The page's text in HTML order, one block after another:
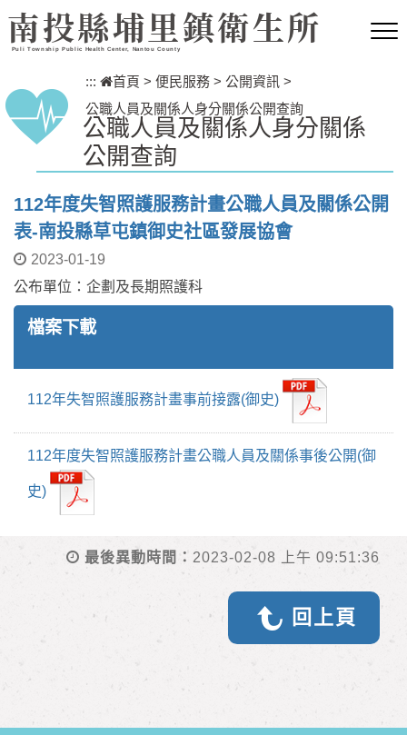
跳到主要內容區塊
南投縣埔里鎮衛生所
Puli Township Public Health Center, Nantou County
::: 首頁 > 便民服務 > 公開資訊 >
公職人員及關係人身分關係公開查詢
公職人員及關係人身分關係
公開查詢
112年度失智照護服務計畫公職人員及關係公開
表-南投縣草屯鎮御史社區發展協會
2023-01-19
公布單位：企劃及長期照護科
檔案下載
112年失智照護服務計畫事前接露(御史)
112年度失智照護服務計畫公職人員及關係事後公開(御
史)
最後異動時間： 2023-02-08 上午 09:51:36
回上頁